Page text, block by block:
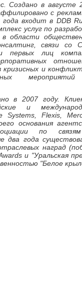
Создано в августе
с
входит в DDB
услуг по
области
связи со
первых лиц
и
в 2007 году.
и
Systems, Flexis,
основания
по
два года
наград
и "Уральская
"Белое